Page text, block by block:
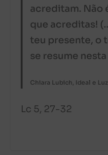
acreditam. Não
que acreditas!
teu presente, o
se resume
Chiara Lubich, Ideal e
Lc 5, 27-32